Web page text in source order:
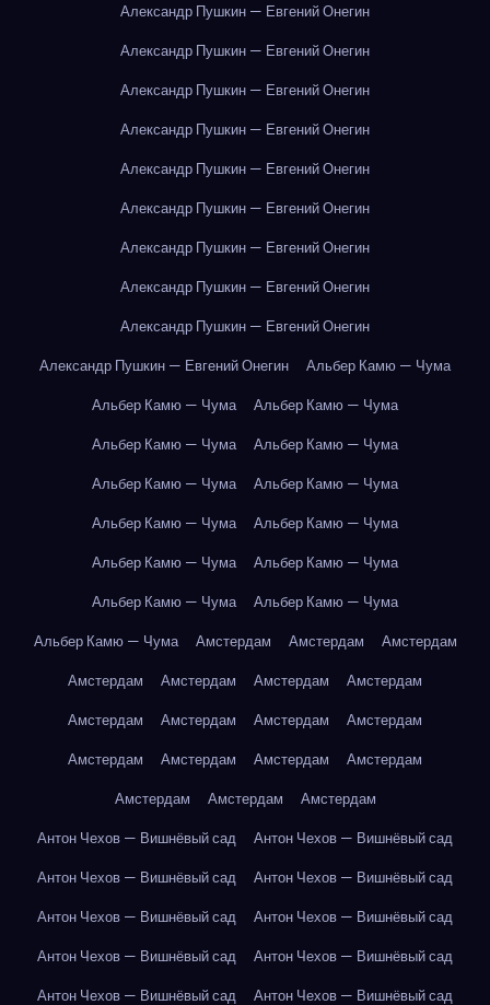
Александр Пушкин — Евгений Онегин
Александр Пушкин — Евгений Онегин
Александр Пушкин — Евгений Онегин
Александр Пушкин — Евгений Онегин
Александр Пушкин — Евгений Онегин
Александр Пушкин — Евгений Онегин
Александр Пушкин — Евгений Онегин
Александр Пушкин — Евгений Онегин
Александр Пушкин — Евгений Онегин
Александр Пушкин — Евгений Онегин
Альбер Камю — Чума
Альбер Камю — Чума
Альбер Камю — Чума
Альбер Камю — Чума
Альбер Камю — Чума
Альбер Камю — Чума
Альбер Камю — Чума
Альбер Камю — Чума
Альбер Камю — Чума
Альбер Камю — Чума
Альбер Камю — Чума
Альбер Камю — Чума
Альбер Камю — Чума
Альбер Камю — Чума
Амстердам Амстердам
Амстердам
Амстердам
Амстердам Амстердам
Амстердам
Амстердам
Амстердам Амстердам
Амстердам
Амстердам
Амстердам Амстердам
Амстердам
Амстердам
Амстердам
Амстердам
Антон Чехов — Вишнёвый сад
Антон Чехов — Вишнёвый сад
Антон Чехов — Вишнёвый сад
Антон Чехов — Вишнёвый сад
Антон Чехов — Вишнёвый сад
Антон Чехов — Вишнёвый сад
Антон Чехов — Вишнёвый сад
Антон Чехов — Вишнёвый сад
Антон Чехов — Вишнёвый сад
Антон Чехов — Вишнёвый сад